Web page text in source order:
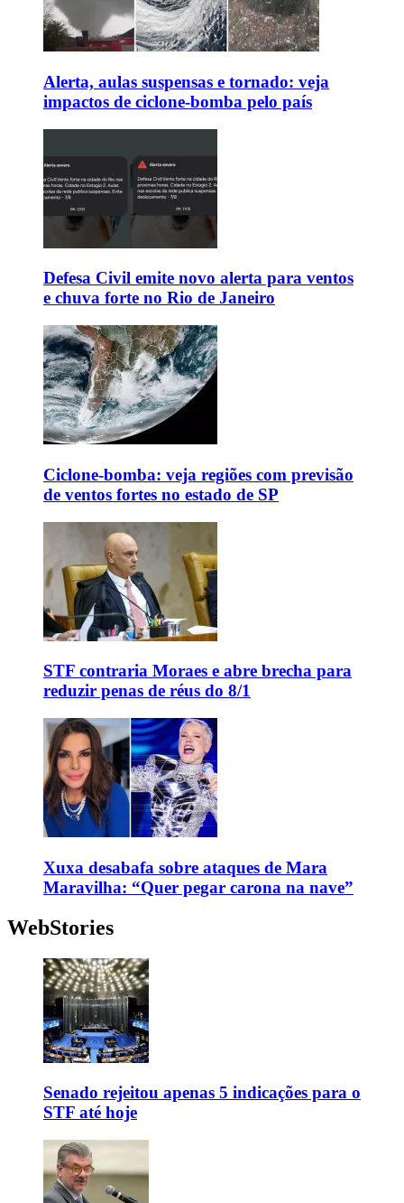
Alerta, aulas suspensas e tornado: veja
impactos de ciclone-bomba pelo país
Defesa Civil emite novo alerta para ventos
e chuva forte no Rio de Janeiro
Ciclone-bomba: veja regiões com previsão
de ventos fortes no estado de SP
STF contraria Moraes e abre brecha para
reduzir penas de réus do 8/1
Xuxa desabafa sobre ataques de Mara
Maravilha: “Quer pegar carona na nave”
WebStories
Senado rejeitou apenas 5 indicações para o
STF até hoje